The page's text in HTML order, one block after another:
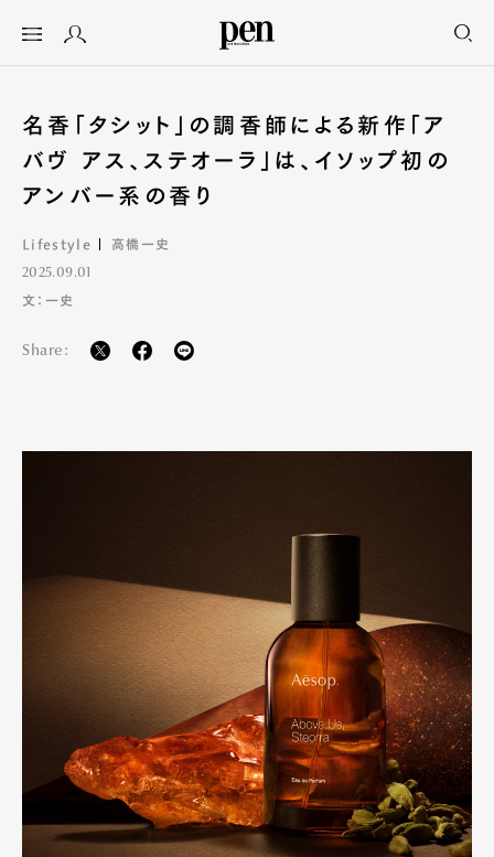
名香「タシット」の調香師による新作「ア
バヴ アス、ステオーラ」は、イソップ初の
アンバー系の香り
Lifestyle 高橋一史
2025.09.01
文：一史
Share: